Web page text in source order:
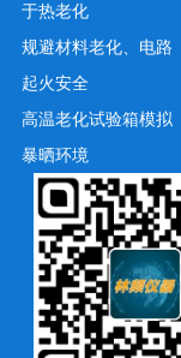
于热老化
规避材料老化、电路
起火安全
高温老化试验箱模拟
暴晒环境